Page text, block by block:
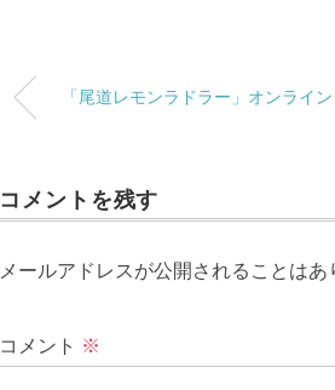
「尾道レモンラドラー」オンライ
コメントを残す
メールアドレスが公開されることはあ
コメント ※